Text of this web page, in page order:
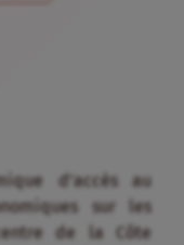
d’accès au
sur les
de la Côte